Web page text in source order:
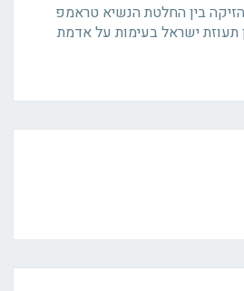
הזיקה בין החלטת הנשיא טראמפ
תעוזת ישראל בעימות על אדמת